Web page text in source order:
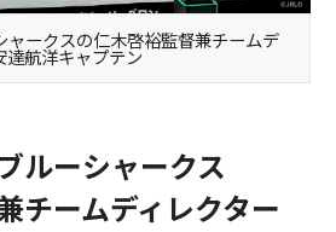
ャークスの仁木啓裕監督兼チームデ
達航洋キャプテン
ルーシャークス
チームディレクター